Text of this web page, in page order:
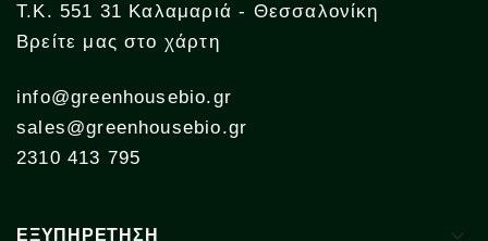
Τ.Κ. 551 31 Καλαμαριά - Θεσσαλονίκη
Βρείτε μας στο χάρτη
info@greenhousebio.gr
sales@greenhousebio.gr
2310 413 795
ΕΞΥΠΗΡΕΤΗΣΗ